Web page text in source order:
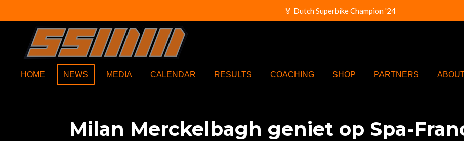
🏅 Dutch Superbike Champion '24
HOME NEWS MEDIA CALENDAR RESULTS COACHING SHOP PARTNERS
Milan Merckelbagh geniet op Spa-